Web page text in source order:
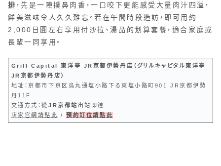
排 ，先是一陣撲鼻肉香，一口咬下更能感受大量肉汁四溢，
鮮美滋味令人久久難忘。若在午間時段造訪，即可用約
2,000日圓左右享用付沙拉、湯品的划算套餐，適合家庭或
長輩一同享用。
Grill Capital 東洋亭 JR京都伊勢丹店（グリルキャピタル東洋亭
JR京都伊勢丹店）
地址：京都市下京区烏丸通塩小路下る東塩小路町901 JR京都伊勢
丹11F
交通方式：從 JR京都站 出站即達
店家官網請點此
/預約訂位請點此